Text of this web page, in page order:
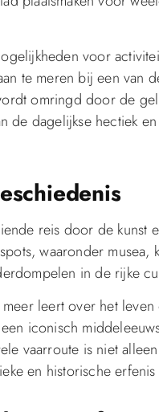
voor
te meren bij een van
omringd door de
de dagelijkse hectiek
reis door de kunst
waaronder musea,
in de rijke
leert over het
iconisch
vaarroute is niet
en historische erfenis